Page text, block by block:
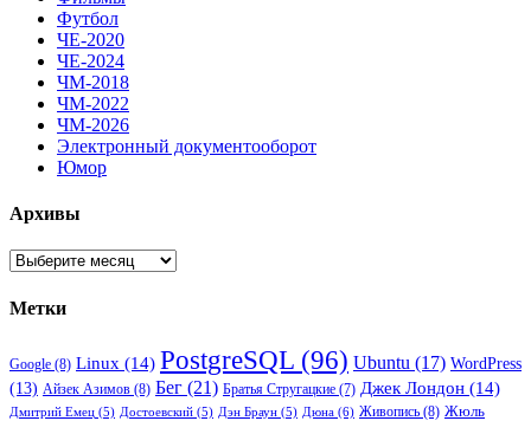
Футбол
ЧЕ-2020
ЧЕ-2024
ЧМ-2018
ЧМ-2022
ЧМ-2026
Электронный документооборот
Юмор
Архивы
Архивы
Метки
Google (8) Linux (14) PostgreSQL (96) Ubuntu (17) WordPress
(13) Айзек Азимов (8) Бег (21) Братья Стругацкие (7) Джек Лондон (14)
Дмитрий Емец (5) Достоевский (5) Дэн Браун (5) Дюна (6) Живопись (8) Жюль